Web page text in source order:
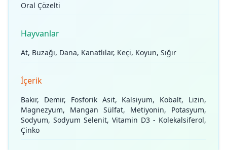
Oral Çözelti
Hayvanlar
At, Buzağı, Dana, Kanatlılar, Keçi, Koyun, Sığır
İçerik
Bakır, Demir, Fosforik Asit, Kalsiyum, Kobalt, Lizin,
Magnezyum, Mangan Sülfat, Metiyonin, Potasyum,
Sodyum, Sodyum Selenit, Vitamin D3 - Kolekalsiferol,
Çinko